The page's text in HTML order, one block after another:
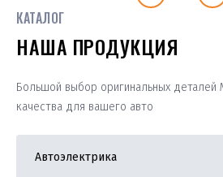
КАТАЛОГ
НАША ПРОДУКЦИЯ
Большой выбор оригинальных деталей
качества для вашего авто
Автоэлектрика